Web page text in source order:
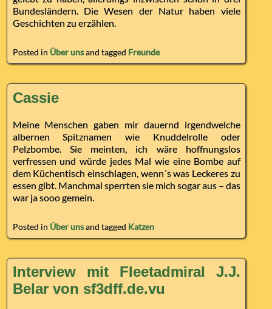
Bundesländern. Die Wesen der Natur haben viele
Geschichten zu erzählen.
Posted in Über unsand tagged Freunde
Cassie
Meine Menschen gaben mir dauernd irgendwelche
albernen Spitznamen wie Knuddelrolle oder
Pelzbombe. Sie meinten, ich wäre hoffnungslos
verfressen und würde jedes Mal wie eine Bombe auf
dem Küchentisch einschlagen, wenn´s was Leckeres zu
essen gibt. Manchmal sperrten sie mich sogar aus – das
war ja sooo gemein.
Posted in Über unsand tagged Katzen
Interview mit Fleetadmiral J.J.
Belar von sf3dff.de.vu